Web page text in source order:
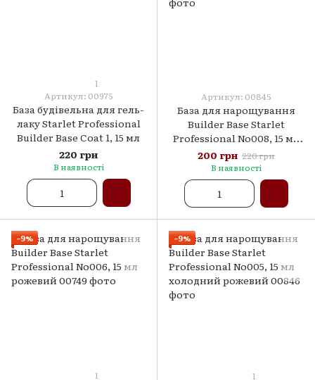
1
Артикул: 00975
База будівельна для гель-
лаку Starlet Professional
Builder Base Coat 1, 15 мл
220 грн
В наявності
Артикул: 00845
База для нарощування
Builder Base Starlet
Professional No008, 15 мл
чайна троянда
200 грн 220 грн
В наявності
−9%
1
−9%
1